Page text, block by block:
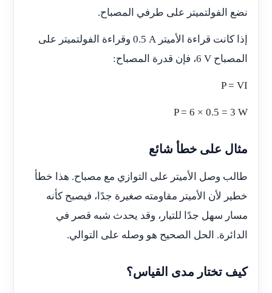
نضع الفولتميتر على طرفي المصباح.
إذا كانت قراءة الأميتر 0.5 Aوقراءة الفولتميتر على
المصباح 6 V، فإن قدرة المصباح:
P = VI
P = 6 × 0.5 = 3 W
مثال على خطأ شائع
طالب وصل الأميتر على التوازي مع مصباح. هذا خطأ
خطير لأن الأميتر مقاومته صغيرة جدًا، فيصبح كأنه
مسار سهل جدًا للتيار، وقد يحدث شبه قصر في
الدائرة. الحل الصحيح هو وصله على التوالي.
كيف تختار مدى القياس؟